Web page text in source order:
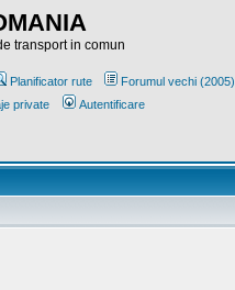
transport in comun
Planificator rute Forumul vechi (2005)
private Autentificare